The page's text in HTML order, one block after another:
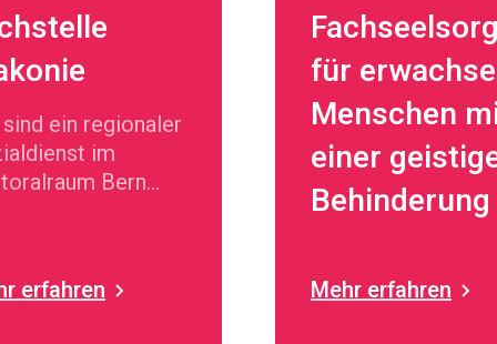
ein regionaler
im
Bern
erfahren
für
Menschen
einer
Behinderung
Mehr erfahren